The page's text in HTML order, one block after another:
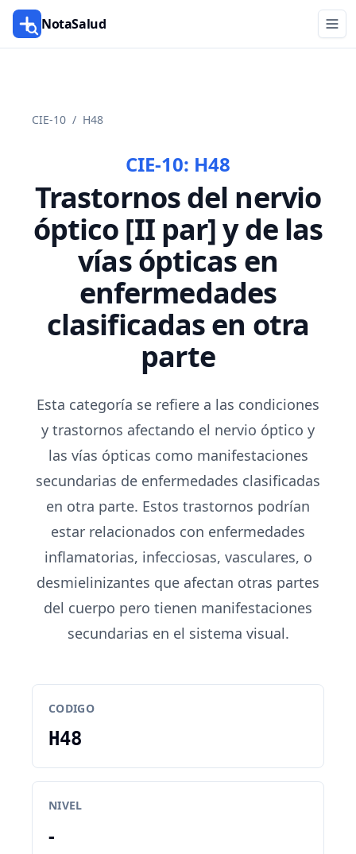
NotaSalud
CIE-10 / H48
CIE-10: H48
Trastornos del nervio
óptico [II par] y de las
vías ópticas en
enfermedades
clasificadas en otra
parte
Esta categoría se refiere a las condiciones
y trastornos afectando el nervio óptico y
las vías ópticas como manifestaciones
secundarias de enfermedades clasificadas
en otra parte. Estos trastornos podrían
estar relacionados con enfermedades
inflamatorias, infecciosas, vasculares, o
desmielinizantes que afectan otras partes
del cuerpo pero tienen manifestaciones
secundarias en el sistema visual.
CODIGO
H48
NIVEL
-